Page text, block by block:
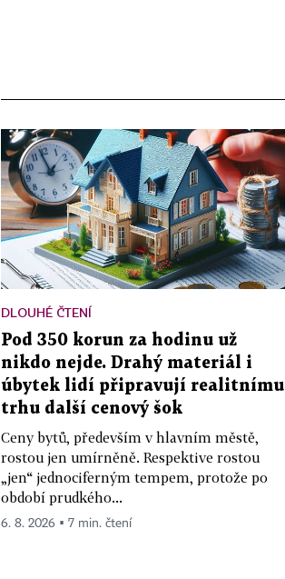
DLOUHÉ ČTENÍ
Pod 350 korun za hodinu už
nikdo nejde. Drahý materiál i
úbytek lidí připravují realitnímu
trhu další cenový šok
Ceny bytů, především v hlavním městě,
rostou jen umírněně. Respektive rostou
„jen“ jednociferným tempem, protože po
období prudkého...
6. 8. 2026 ▪ 7 min. čtení